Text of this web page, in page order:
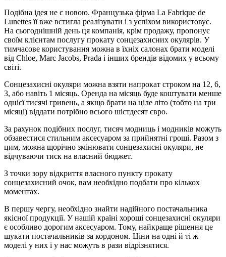
Подібна ідея не є новою. Французька фірма La Fabrique de
Lunettes її вже встигла реалізувати і з успіхом використовує.
На сьогоднішній день ця компанія, крім продажу, пропонує
своїм клієнтам послугу прокату сонцезахисних окулярів. У
тимчасове користування можна в їхніх салонах брати моделі
від Chloe, Marc Jacobs, Prada і інших брендів відомих у всьому
світі.
Сонцезахисні окуляри можна взяти напрокат строком на 12, 6,
3, або навіть 1 місяць. Оренда на місяць буде коштувати менше
однієї тисячі гривень, а якщо брати на ціле літо (тобто на три
місяці) віддати потрібно всього шістдесят євро.
За рахунок подібних послуг, тисяч модниць і модників можуть
обзавестися стильним аксесуаром за прийнятні гроші. Разом з
цим, можна щорічно змінювати сонцезахисні окуляри, не
відчуваючи тиск на власний бюджет.
З точки зору відкриття власного пункту прокату
сонцезахисний очок, вам необхідно подбати про кількох
моментах.
В першу чергу, необхідно знайти надійного постачальника
якісної продукції. У нашій країні хороші сонцезахисні окуляри
є особливо дорогим аксесуаром. Тому, найкраще рішення це
шукати постачальників за кордоном. Ціни на одні й ті ж
моделі у них і у нас можуть в рази відрізнятися.